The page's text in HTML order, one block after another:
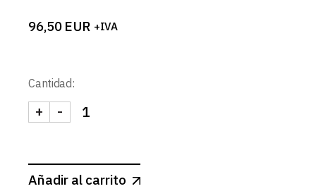
96,50 EUR +IVA
Cantidad:
CONTROLADOR REGULADOR DALI 5 EN 1
-
+
Añadir al carrito